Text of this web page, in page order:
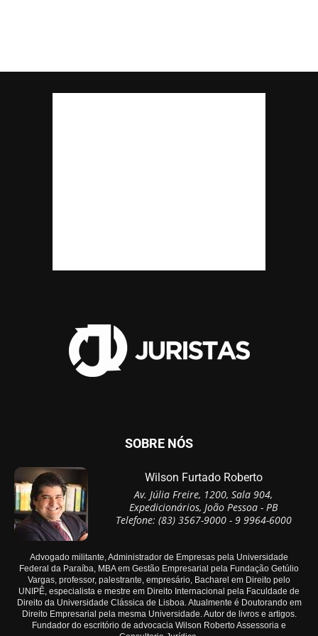
SOBRE NÓS
Wilson Furtado Roberto
Av. Júlia Freire, 1200, Sala 904,
Expedicionários, João Pessoa - PB
Telefone: (83) 3567-9000 - 9 9964-6000
Advogado militante, Administrador de Empresas pela Universidade
Federal da Paraíba, MBA em Gestão Empresarial pela Fundação Getúlio
Vargas, professor, palestrante, empresário, Bacharel em Direito pelo
UNIPÊ, especialista e mestre em Direito Internacional pela Faculdade de
Direito da Universidade Clássica de Lisboa. Atualmente é Doutorando em
Direito Empresarial pela mesma Universidade. Autor de livros e artigos.
Fundador do escritório de advocacia Wilson Roberto Assessoria e